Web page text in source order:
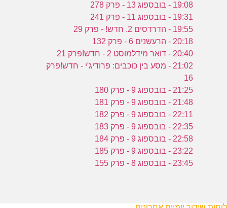
19:08 - בובספוג 13 - פרק 278
19:31 - בובספוג 11 - פרק 241
19:55 - הדרדסים 2. חדש! - פרק 29
20:18 - הרעשנים 6 - פרק 132
20:40 - דואר מידלמוסט 2 - חדש!פרק 21
21:02 - מסע בין כוכבים: פרודיג'י - חדש!פרק
16
21:25 - בובספוג 9 - פרק 180
21:48 - בובספוג 9 - פרק 181
22:11 - בובספוג 9 - פרק 182
22:35 - בובספוג 9 - פרק 183
22:58 - בובספוג 9 - פרק 184
23:22 - בובספוג 9 - פרק 185
23:45 - בובספוג 8 - פרק 155